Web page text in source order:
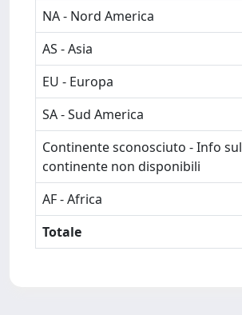
NA - Nord America
AS - Asia
EU - Europa
SA - Sud America
Continente sconosciuto - Info sul
continente non disponibili
AF - Africa
Totale